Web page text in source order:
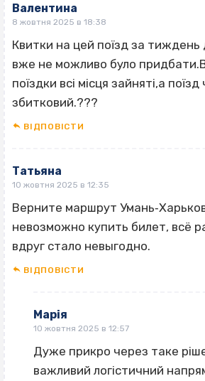
Валентина
8 жовтня 2025 в 18:38
Квитки на цей поїзд за тиждень
вже не можливо було придбати.В
поїздки всі місця зайняті,а
збитковий.???
ВІДПОВІCТИ
Татьяна
10 жовтня 2025 в 12:35
Верните маршрут
невозможно купить билет, всё
вдруг стало невыгодно.
ВІДПОВІCТИ
Марія
10 жовтня 2025 в 12:57
Дуже прикро через таке
важливий логістичний